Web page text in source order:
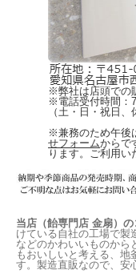
※弊社は店頭での
※電話受付時間：
（土・日・祝日、
※兼務のため午後
せフォームからで
ります。ご利用い
当店（飴専門店 金扇）の
けている自社の工場で製
などのかわいいものから
もおいしいと考える、地
す。製造直販なので、安